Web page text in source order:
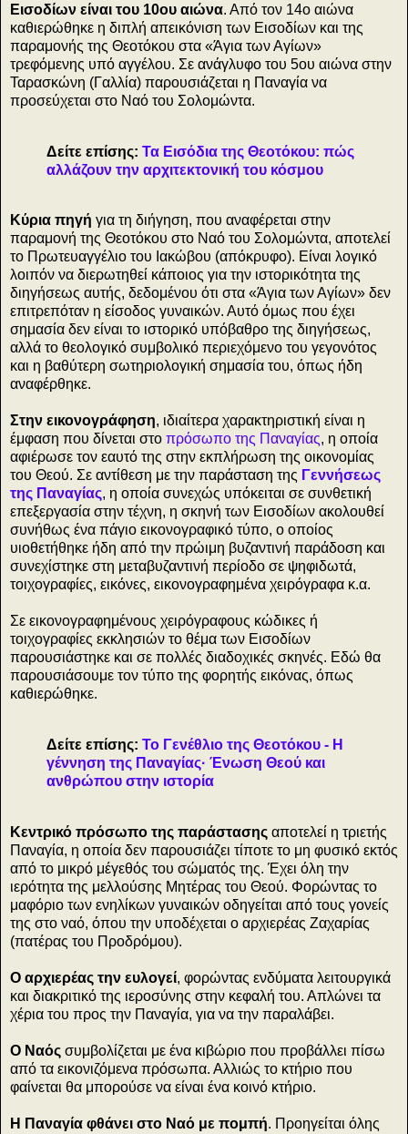
Εισοδίων είναι του 10ου αιώνα. Από τον 14ο αιώνα
καθιερώθηκε η διπλή απεικόνιση των Εισοδίων και της
παραμονής της Θεοτόκου στα «Άγια των Αγίων»
τρεφόμενης υπό αγγέλου. Σε ανάγλυφο του 5ου αιώνα στην
Ταρασκώνη (Γαλλία) παρουσιάζεται η Παναγία να
προσεύχεται στο Ναό του Σολομώντα.
Δείτε επίσης: Τα Εισόδια της Θεοτόκου: πώς
αλλάζουν την αρχιτεκτονική του κόσμου
Κύρια πηγή για τη διήγηση, που αναφέρεται στην
παραμονή της Θεοτόκου στο Ναό του Σολομώντα, αποτελεί
το Πρωτευαγγέλιο του Ιακώβου (απόκρυφο). Είναι λογικό
λοιπόν να διερωτηθεί κάποιος για την ιστορικότητα της
διηγήσεως αυτής, δεδομένου ότι στα «Άγια των Αγίων» δεν
επιτρεπόταν η είσοδος γυναικών. Αυτό όμως που έχει
σημασία δεν είναι το ιστορικό υπόβαθρο της διηγήσεως,
αλλά το θεολογικό συμβολικό περιεχόμενο του γεγονότος
και η βαθύτερη σωτηριολογική σημασία του, όπως ήδη
αναφέρθηκε.
Στην εικονογράφηση, ιδιαίτερα χαρακτηριστική είναι η
έμφαση που δίνεται στο πρόσωπο της Παναγίας, η οποία
αφιέρωσε τον εαυτό της στην εκπλήρωση της οικονομίας
του Θεού. Σε αντίθεση με την παράσταση της Γεννήσεως
της Παναγίας, η οποία συνεχώς υπόκειται σε συνθετική
επεξεργασία στην τέχνη, η σκηνή των Εισοδίων ακολουθεί
συνήθως ένα πάγιο εικονογραφικό τύπο, ο οποίος
υιοθετήθηκε ήδη από την πρώιμη βυζαντινή παράδοση και
συνεχίστηκε στη μεταβυζαντινή περίοδο σε ψηφιδωτά,
τοιχογραφίες, εικόνες, εικονογραφημένα χειρόγραφα κ.α.
Σε εικονογραφημένους χειρόγραφους κώδικες ή
τοιχογραφίες εκκλησιών το θέμα των Εισοδίων
παρουσιάστηκε και σε πολλές διαδοχικές σκηνές. Εδώ θα
παρουσιάσουμε τον τύπο της φορητής εικόνας, όπως
καθιερώθηκε.
Δείτε επίσης: Το Γενέθλιο της Θεοτόκου - Η
γέννηση της Παναγίας· Ένωση Θεού και
ανθρώπου στην ιστορία
Κεντρικό πρόσωπο της παράστασης αποτελεί η τριετής
Παναγία, η οποία δεν παρουσιάζει τίποτε το μη φυσικό εκτός
από το μικρό μέγεθός του σώματός της. Έχει όλη την
ιερότητα της μελλούσης Μητέρας του Θεού. Φορώντας το
μαφόριο των ενηλίκων γυναικών οδηγείται από τους γονείς
της στο ναό, όπου την υποδέχεται ο αρχιερέας Ζαχαρίας
(πατέρας του Προδρόμου).
Ο αρχιερέας την ευλογεί, φορώντας ενδύματα λειτουργικά
και διακριτικό της ιεροσύνης στην κεφαλή του. Απλώνει τα
χέρια του προς την Παναγία, για να την παραλάβει.
Ο Ναός συμβολίζεται με ένα κιβώριο που προβάλλει πίσω
από τα εικονιζόμενα πρόσωπα. Αλλιώς το κτήριο που
φαίνεται θα μπορούσε να είναι ένα κοινό κτήριο.
Η Παναγία φθάνει στο Ναό με πομπή. Προηγείται όλης